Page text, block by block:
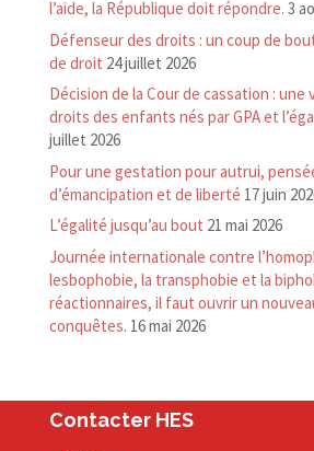
l’aide, la République doit répondre. 3
Défenseur des droits : un coup de
de droit 24 juillet 2026
Décision de la Cour de cassation : une
droits des enfants nés par GPA et
juillet 2026
Pour une gestation pour autrui,
d’émancipation et de liberté 17 juin
L’égalité jusqu’au bout 21 mai 2026
Journée internationale contre
lesbophobie, la transphobie et la
réactionnaires, il faut ouvrir un
conquêtes. 16 mai 2026
Contacter HES